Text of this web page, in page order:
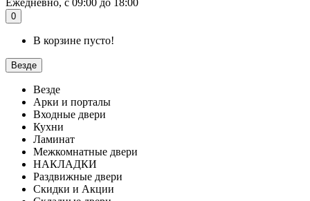
Ежедневно, с 09:00 до 18:00
0
В корзине пусто!
Везде
Везде
Арки и порталы
Входные двери
Кухни
Ламинат
Межкомнатные двери
НАКЛАДКИ
Раздвижные двери
Скидки и Акции